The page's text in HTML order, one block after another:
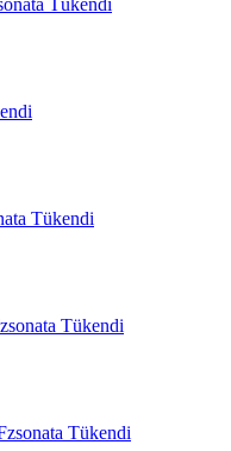
Tükendi
Tükendi
Tükendi